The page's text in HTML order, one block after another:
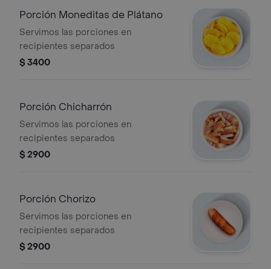
Porción Moneditas de Plátano
Servimos las porciones en
recipientes separados
$ 3400
Porción Chicharrón
Servimos las porciones en
recipientes separados
$ 2900
Porción Chorizo
Servimos las porciones en
recipientes separados
$ 2900